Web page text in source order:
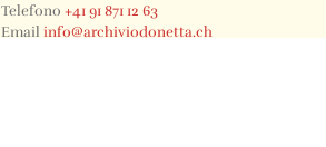
Telefono+41 91 871 12 63
Emailinfo@archiviodonetta.ch